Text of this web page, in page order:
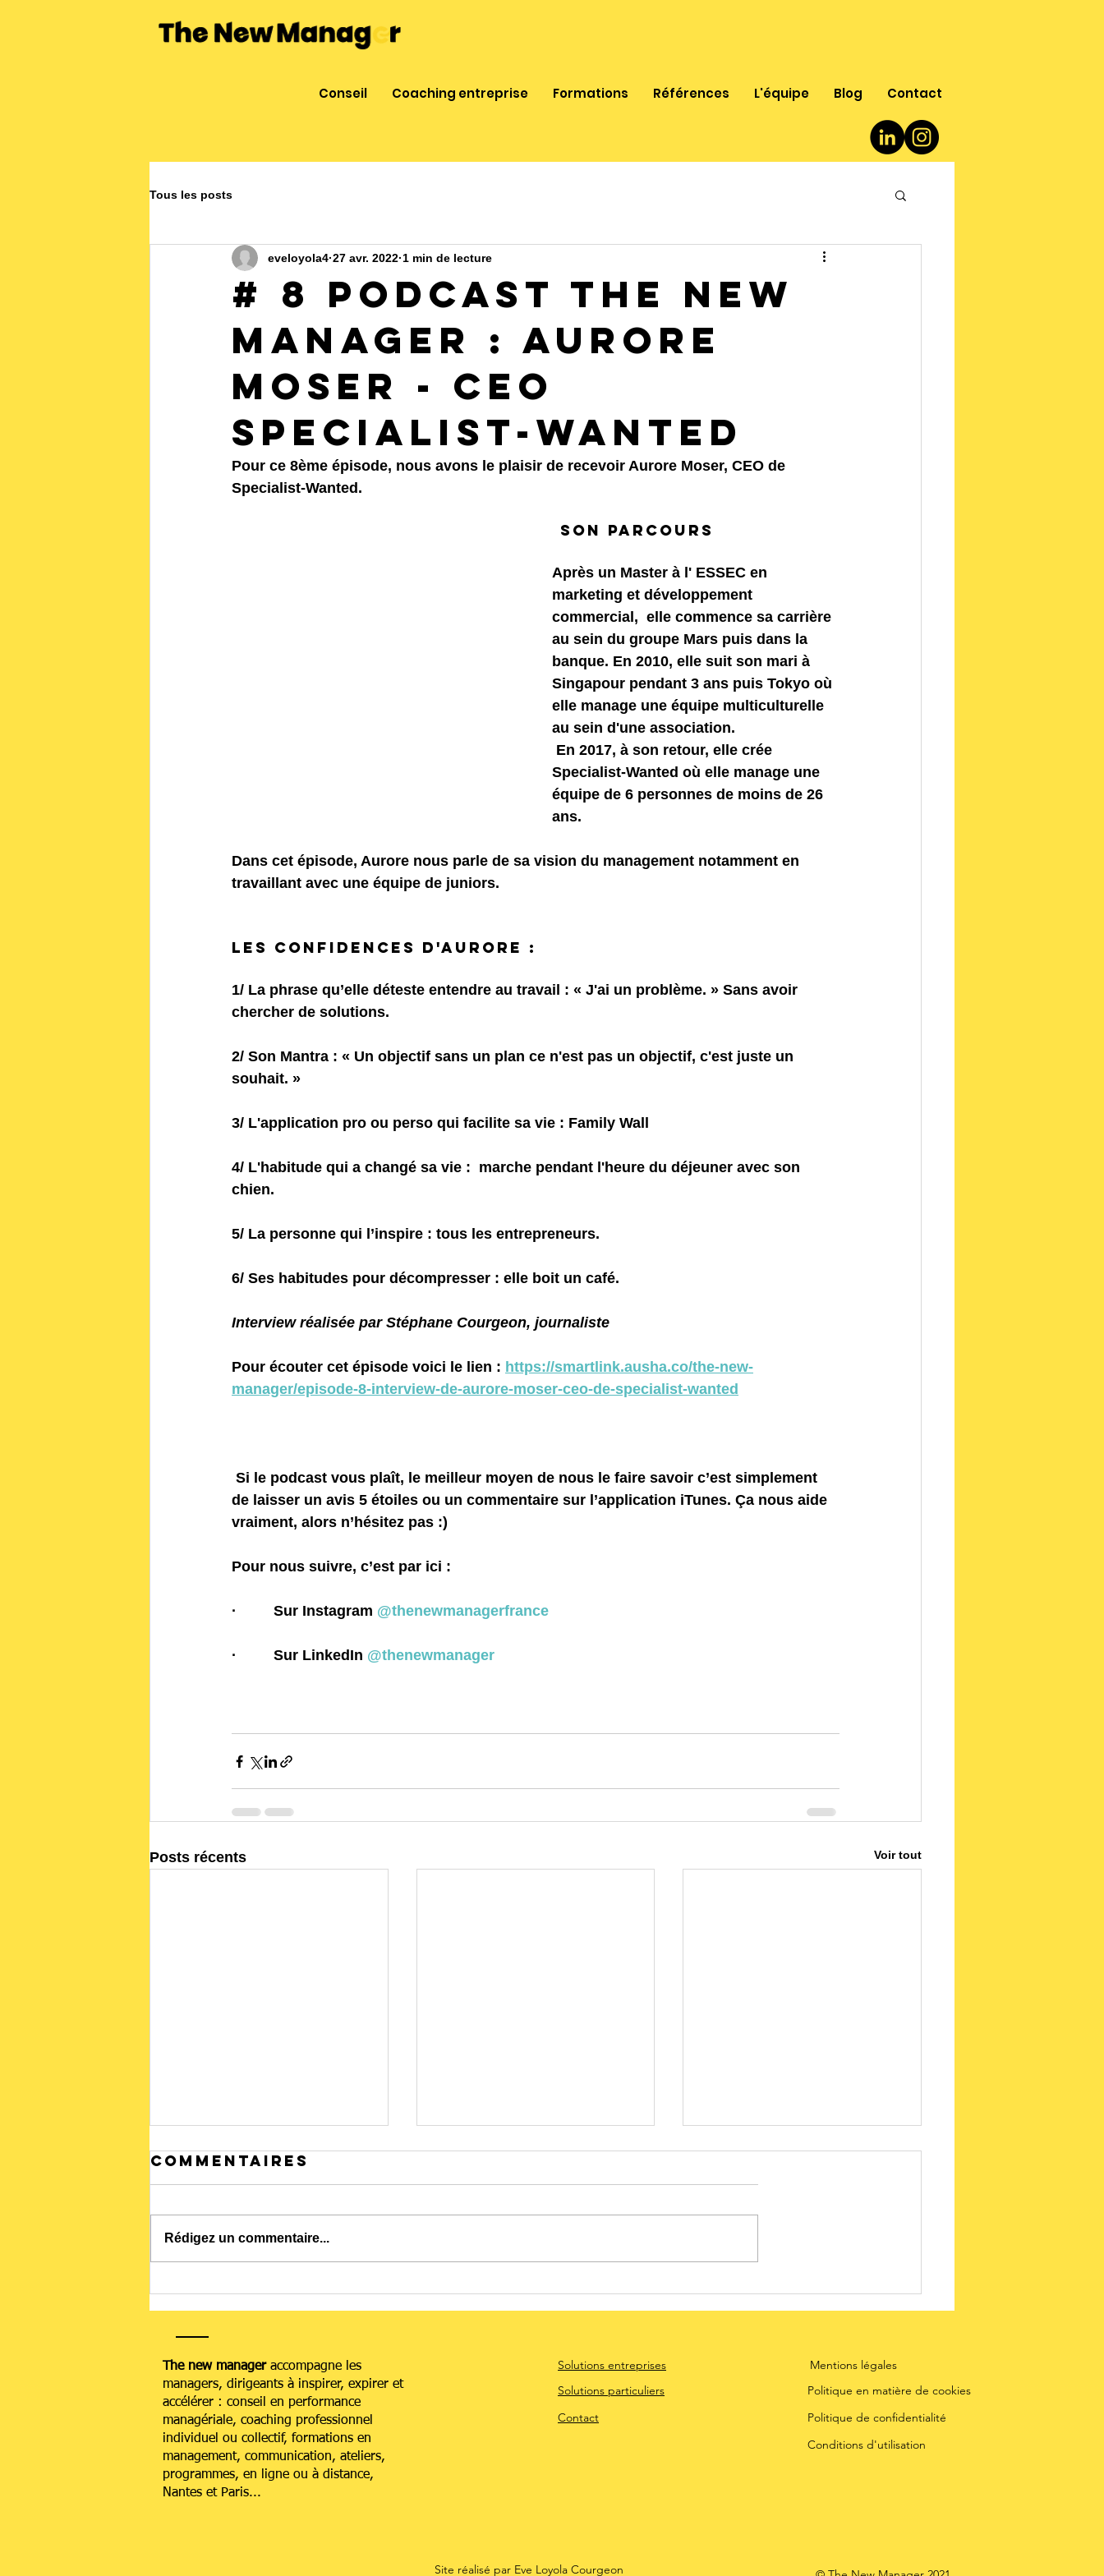
Conseil Coaching entreprise Formations Références L'équipe Blog Contact
Tous les posts
# 8 Podcast The New
Manager : Aurore
Moser - CEO
Specialist-Wanted
eveloyola4 27 avr. 2022 1 min de lecture
Pour ce 8ème épisode, nous avons le plaisir de recevoir Aurore Moser, CEO de
Specialist-Wanted.
										Son Parcours
Après un Master à l' ESSEC en
marketing et développement
commercial,  elle commence sa carrière
au sein du groupe Mars puis dans la
banque. En 2010, elle suit son mari à
Singapour pendant 3 ans puis Tokyo où
elle manage une équipe multiculturelle
au sein d'une association.
Specialist-Wanted où elle manage une
équipe de 6 personnes de moins de 26
ans.
Dans cet épisode, Aurore nous parle de sa vision du management notamment en
travaillant avec une équipe de juniors.
Les confidences d'aurore :
1/ La phrase qu’elle déteste entendre au travail : « J'ai un problème. » Sans avoir
chercher de solutions.
2/ Son Mantra : « Un objectif sans un plan ce n'est pas un objectif, c'est juste un
souhait. »
3/ L'application pro ou perso qui facilite sa vie : Family Wall
4/ L'habitude qui a changé sa vie :
  marche pendant l'heure du déjeuner avec son
chien.
5/ La personne qui l’inspire : tous les entrepreneurs.
6/ Ses habitudes pour décompresser : elle boit un café.
Interview réalisée par Stéphane Courgeon, journaliste
Pour écouter cet épisode voici le lien : https://smartlink.ausha.co/the-new-
manager/episode-8-interview-de-aurore-moser-ceo-de-specialist-wanted
de laisser un avis 5 étoiles ou un commentaire sur l’application iTunes. Ça nous aide
vraiment, alors n’hésitez pas :)
Pour nous suivre, c’est par ici :
· Sur Instagram @thenewmanagerfrance
· Sur LinkedIn @thenewmanager
Posts récents Voir tout
Votre cerveau
sous cortisol
votre réponse
au stress ?
Comment un
manager peut
joie dans son
Leadership et
incertitude :
scientifique
Commentaires
Rédigez un commentaire...
The new manageraccompagne les
managers, dirigeants à inspirer, expirer et
accélérer : conseil en performance
managériale, coaching professionnel
individuel ou collectif, formations en
management, communication, ateliers,
programmes, en ligne ou à distance,
Nantes et Paris...
Solutions entreprises
Solutions particuliers
Contact
Mentions légales
Politique en matière de cookies
Politique de confidentialité
Conditions d'utilisation
Site réalisé par Eve Loyola Courgeon